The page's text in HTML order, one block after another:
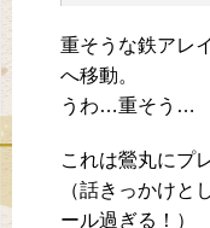
重そうな鉄アレ
へ移動。
うわ…重そう…
これは鶯丸にプ
（話きっかけと
ール過ぎる！）